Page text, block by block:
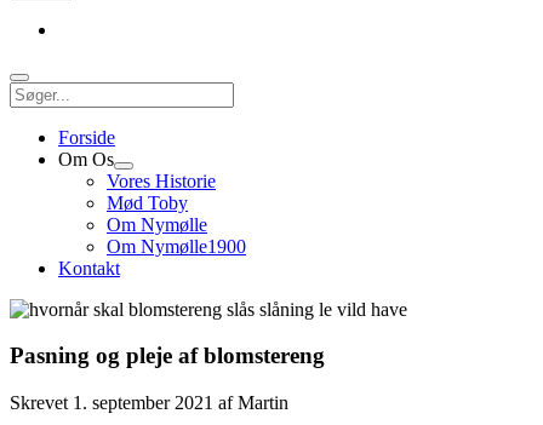
Søg
Forside
Om Os
Åbn
dropdown
meny
Vores Historie
Mød Toby
Om Nymølle
Om Nymølle1900
Kontakt
Pasning og pleje af blomstereng
Skrevet 1. september 2021 afMartin